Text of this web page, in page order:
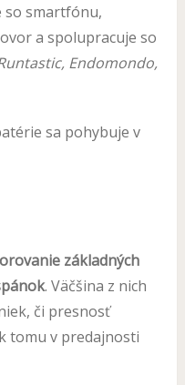
so smartfónu,
a spolupracuje so
Endomondo,
sa pohybuje v
základných
. Väčšina z nich
či presnosť
tomu v predajnosti